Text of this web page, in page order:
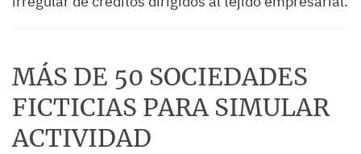
MÁS DE 50 SOCIEDADES
FICTICIAS PARA SIMULAR
ACTIVIDAD